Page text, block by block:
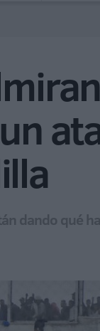
dando qué